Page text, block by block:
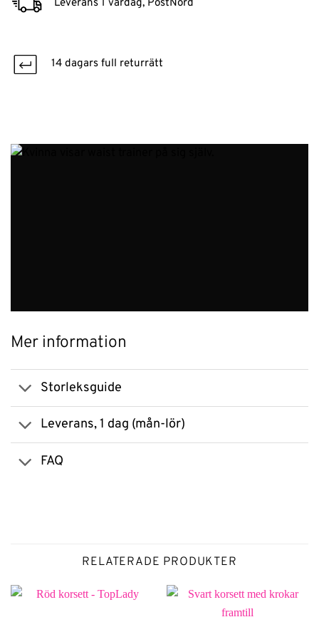
Leverans 1 vardag, PostNord
14 dagars full returrätt
Mer information
Storleksguide
Leverans, 1 dag (mån-lör)
FAQ
RELATERADE PRODUKTER